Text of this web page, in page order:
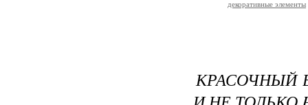
декоративные элементы
КРАСОЧНЫЙ